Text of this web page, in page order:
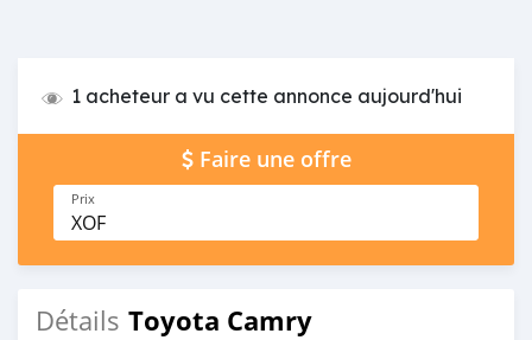
1 acheteur a vu cette annonce aujourd'hui
Faire une offre
Prix
XOF
Détails Toyota Camry